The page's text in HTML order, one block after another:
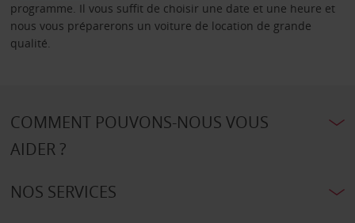
programme. Il vous suffit de choisir une date et une heure et
nous vous préparerons un voiture de location de grande
qualité.
COMMENT POUVONS-NOUS VOUS
AIDER ?
NOS SERVICES